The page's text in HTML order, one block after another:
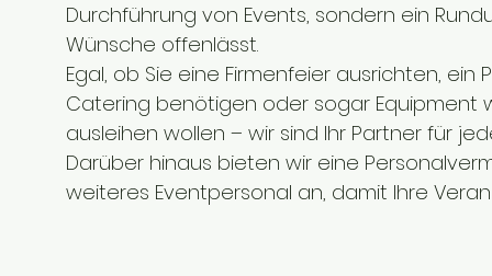
Durchführung von Events, sondern ein
Wünsche offenlässt.
Egal, ob Sie eine Firmenfeier ausrichten, ein
Catering benötigen oder sogar Equipment
ausleihen wollen – wir sind Ihr Partner für
Darüber hinaus bieten wir eine
weiteres Eventpersonal an, damit Ihre